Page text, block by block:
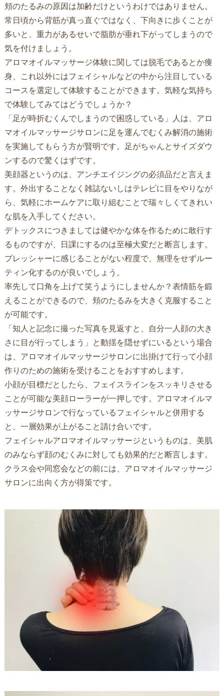
頬のたるみの原因は加齢だけというわけではありません。
常日頃から背筋が真っ直ぐではなく、下向きに歩くことが
多いと、重力があるせいで脂肪が垂れ下がってしまうので
気を付けましょう。
アロマオイルマッサージ体験に関しては脱毛であるとか痩
身、これ以外にはフェイシャルなどの中から注目している
コースを選定して体験することができます。気軽な気持ち
で体験してみてはどうでしょうか？
「足が時折むくんでしまうので困惑している」人は、アロ
マオイルマッサージサロンに足を運んでむくみ解消の施術
を実施してもらう方が賢明です。足がちゃんとサイズダウ
ンするので驚くはずです。
美顔器というのは、アンチエイジングの必須品だと言えま
す。外出することなく雑誌ないしはテレビに目をやりなが
ら、気軽にホームケアに取り組むことで瑞々しくてきれい
な肌を入手してください。
デトックスにつきましては健やかな体を作るために敢行す
るものですが、日課にするのは至極大変だと断言します。
プレッシャーに感じることがない程度で、無理をせずルー
ティン化するのが良いでしょう。
率先して口角を上げて笑うようにしませんか？表情筋を鍛
えることができるので、頬のたるみを大きく克服すること
が可能です。
「知人と記念に撮った写真を見返すと、自分一人顔の大き
さに目が行ってしまう」と動揺を隠せずにいるという場合
は、アロマオイルマッサージサロンに出掛けて行って小顔
作りのための施術を受けることをおすすめします。
小顔が目標だとしたら、フェイスラインをスッキリさせる
ことが可能な美顔ローラーが一押しです。アロマオイルマ
ッサージサロンで行なっているフェイシャルと併用する
と、一層効果が上がること請け合いです。
フェイシャルアロマオイルマッサージというものは、美肌
のみならず顔のむくみに対しても効果的だと断言します。
クラス会や同窓会などの前には、アロマオイルマッサージ
サロンに出向く方が得策です。